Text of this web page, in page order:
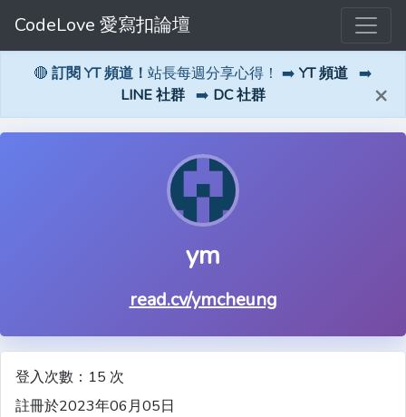
CodeLove 愛寫扣論壇
🔴 訂閱 YT 頻道！ 站長每週分享心得！ ➡️ YT 頻道 ➡️
LINE 社群 ➡️ DC 社群 ×
ym
read.cv/ymcheung
登入次數：15 次
註冊於2023年06月05日